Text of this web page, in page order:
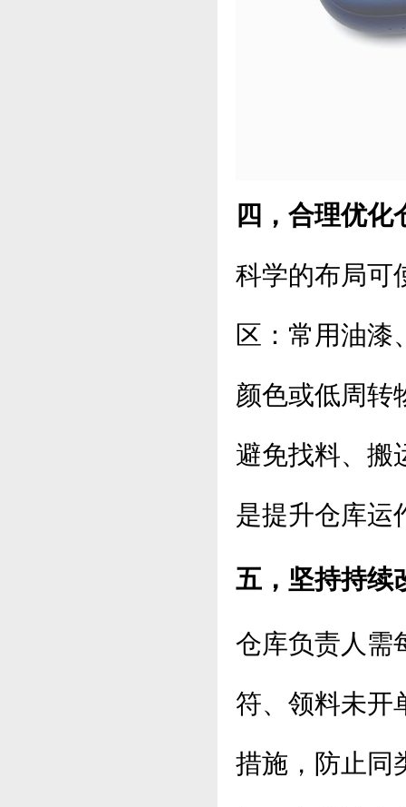
四，合理优化
科学的布局可
区：常用油漆
颜色或低周转
避免找料、搬
是提升仓库运
五，坚持持续
仓库负责人需
符、领料未开
措施，防止同